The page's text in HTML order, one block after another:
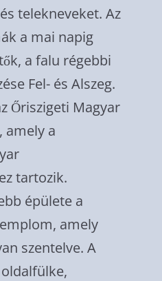
telekneveket. Az
a mai napig
a falu régebbi
Fel- és Alszeg.
Őriszigeti Magyar
amely a
tartozik.
épülete a
amely
szentelve. A